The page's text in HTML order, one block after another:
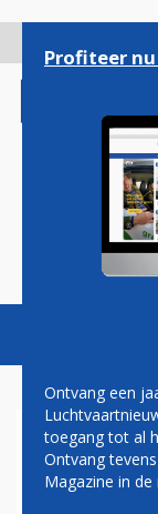
gaan
Magazine
HENK
JAAR
Profiteer
Ontvang een
toegang tot al
Ontvang
Magazine in